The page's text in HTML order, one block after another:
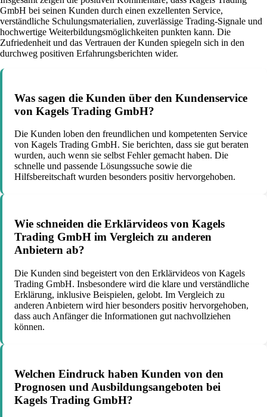
GmbH bei seinen Kunden durch einen exzellenten Service,
verständliche Schulungsmaterialien, zuverlässige Trading-Signale und
hochwertige Weiterbildungsmöglichkeiten punkten kann. Die
Zufriedenheit und das Vertrauen der Kunden spiegeln sich in den
durchweg positiven Erfahrungsberichten wider.
Was sagen die Kunden über den Kundenservice
von Kagels Trading GmbH?
Die Kunden loben den freundlichen und kompetenten Service
von Kagels Trading GmbH. Sie berichten, dass sie gut beraten
wurden, auch wenn sie selbst Fehler gemacht haben. Die
schnelle und passende Lösungssuche sowie die
Hilfsbereitschaft wurden besonders positiv hervorgehoben.
Wie schneiden die Erklärvideos von Kagels
Trading GmbH im Vergleich zu anderen
Anbietern ab?
Die Kunden sind begeistert von den Erklärvideos von Kagels
Trading GmbH. Insbesondere wird die klare und verständliche
Erklärung, inklusive Beispielen, gelobt. Im Vergleich zu
anderen Anbietern wird hier besonders positiv hervorgehoben,
dass auch Anfänger die Informationen gut nachvollziehen
können.
Welchen Eindruck haben Kunden von den
Prognosen und Ausbildungsangeboten bei
Kagels Trading GmbH?